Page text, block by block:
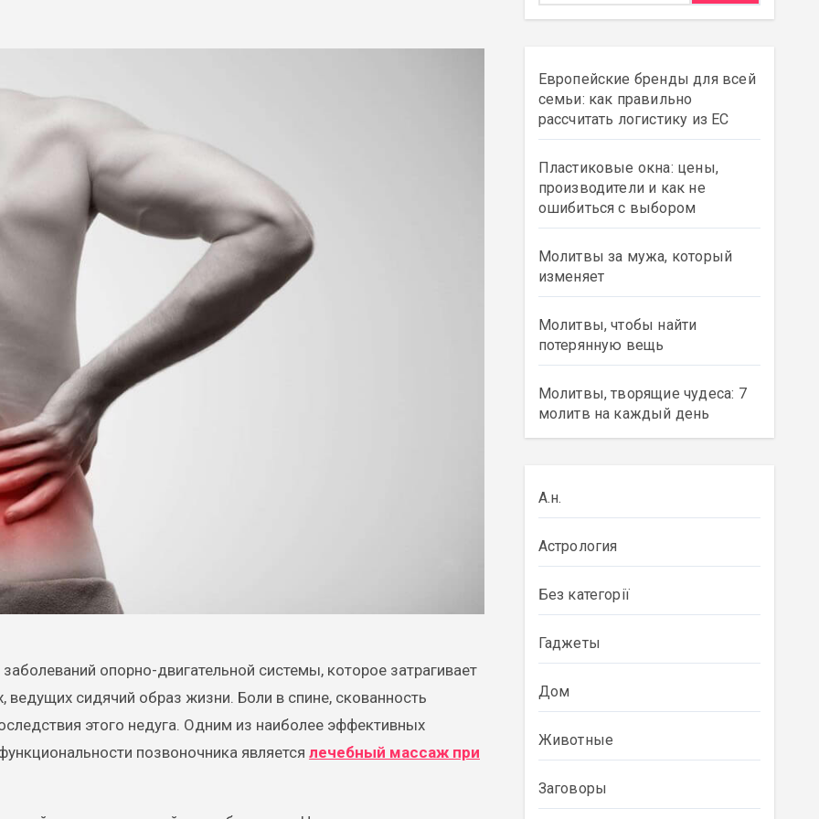
опорно-двигательной системы, которое затрагивает
сидячий образ жизни. Боли в спине, скованность
этого недуга. Одним из наиболее эффективных
позвоночника является лечебный массаж при
Европейские бренды для всей
семьи: как правильно
рассчитать логистику из ЕС
Пластиковые окна: цены,
производители и как не
ошибиться с выбором
Молитвы за мужа, который
изменяет
Молитвы, чтобы найти
потерянную вещь
Молитвы, творящие чудеса: 7
молитв на каждый день
А.н.
Астрология
Без категорії
Гаджеты
Дом
Животные
Заговоры